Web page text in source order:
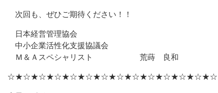
次回も、ぜひご期待ください！！
日本経営管理協会
中小企業活性化支援協議会
Ｍ＆Ａスペシャリスト 荒蒔 良和